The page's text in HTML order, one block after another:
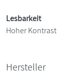
Lesbarkeit
Hoher Kontrast
Hersteller